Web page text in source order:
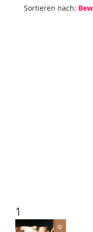
Sortieren nach:
1